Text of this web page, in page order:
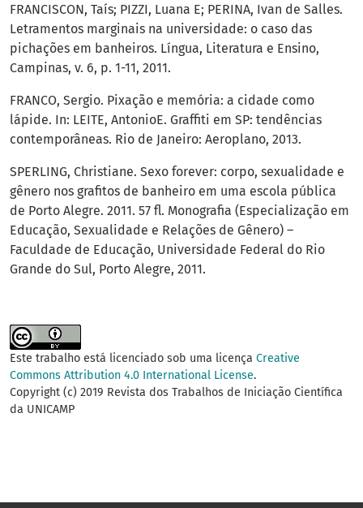
FRANCISCON, Taís; PIZZI, Luana E; PERINA, Ivan de Salles.
Letramentos marginais na universidade: o caso das
pichações em banheiros. Língua, Literatura e Ensino,
Campinas, v. 6, p. 1-11, 2011.
FRANCO, Sergio. Pixação e memória: a cidade como
lápide. In: LEITE, AntonioE. Graffiti em SP: tendências
contemporâneas. Rio de Janeiro: Aeroplano, 2013.
SPERLING, Christiane. Sexo forever: corpo, sexualidade e
gênero nos grafitos de banheiro em uma escola pública
de Porto Alegre. 2011. 57 fl. Monografia (Especialização em
Educação, Sexualidade e Relações de Gênero) –
Faculdade de Educação, Universidade Federal do Rio
Grande do Sul, Porto Alegre, 2011.
Este trabalho está licenciado sob uma licença Creative
Commons Attribution 4.0 International License.
Copyright (c) 2019 Revista dos Trabalhos de Iniciação Científica
da UNICAMP